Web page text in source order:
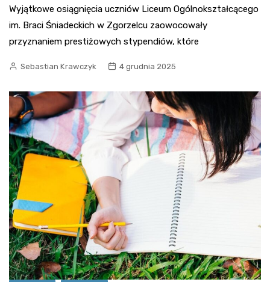
Wyjątkowe osiągnięcia uczniów Liceum Ogólnokształcącego
im. Braci Śniadeckich w Zgorzelcu zaowocowały
przyznaniem prestiżowych stypendiów, które
Sebastian Krawczyk 4 grudnia 2025